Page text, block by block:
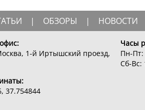
| ОБЗОРЫ | НОВОСТИ
1-й Иртышский проезд,
37.754844
Часы
Пн-Пт:
Сб-Вс: